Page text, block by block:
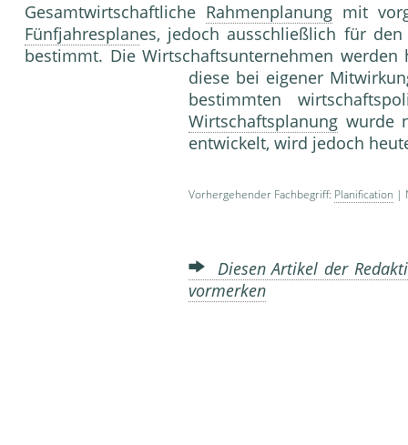
Gesamtwirtschaftliche Rahmenplanung mit
Fünfjahresplanes, jedoch ausschließlich für
bestimmt. Die Wirtschaftsunternehmen
diese bei eigener
bestimmten
Wirtschaftsplanung wurde
entwickelt, wird jedoch
Vorhergehender Fachbegriff: Planification |
Diesen Artikel der
vormerken